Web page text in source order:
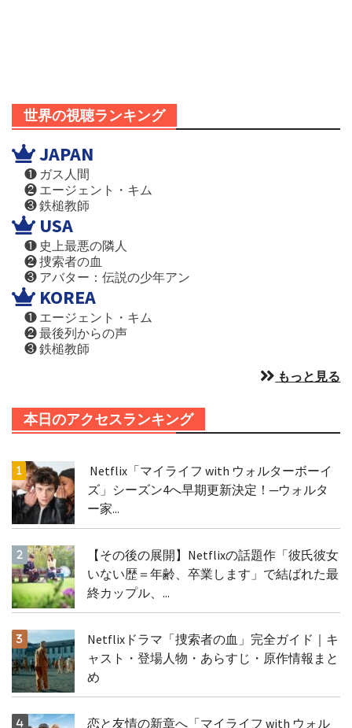
世界の視聴ランキング
JAPAN
❶ ガス人間
❷ エージェント・キム
❸ 鉄槌教師
USA
❶ 史上最悪の隣人
❷ 捜索者の血
❸ アバター：伝説の少年アン
KOREA
❶ エージェント・キム
❷ 最後列からの声
❸ 鉄槌教師
もっと見る
本日のアクセスランキング
Netflix「マイライフ with ウォルターボーイ
ズ」シーズン4へ早期更新決定！─ウォルタ
ー家...
【その後の展開】Netflixの話題作「彼氏彼女
いない歴＝年齢、卒業します」で結ばれた最
終カップル、...
Netflixドラマ「捜索者の血」完全ガイド｜キ
ャスト・登場人物・あらすじ・原作情報まと
め
恋と友情の新章へ「マイライフ with ウォル